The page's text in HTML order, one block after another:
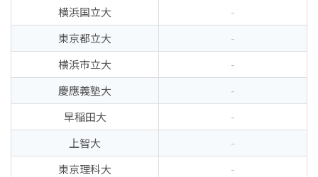
横浜国立大
-
東京都立大
-
横浜市立大
-
慶應義塾大
-
早稲田大
-
上智大
-
東京理科大
-